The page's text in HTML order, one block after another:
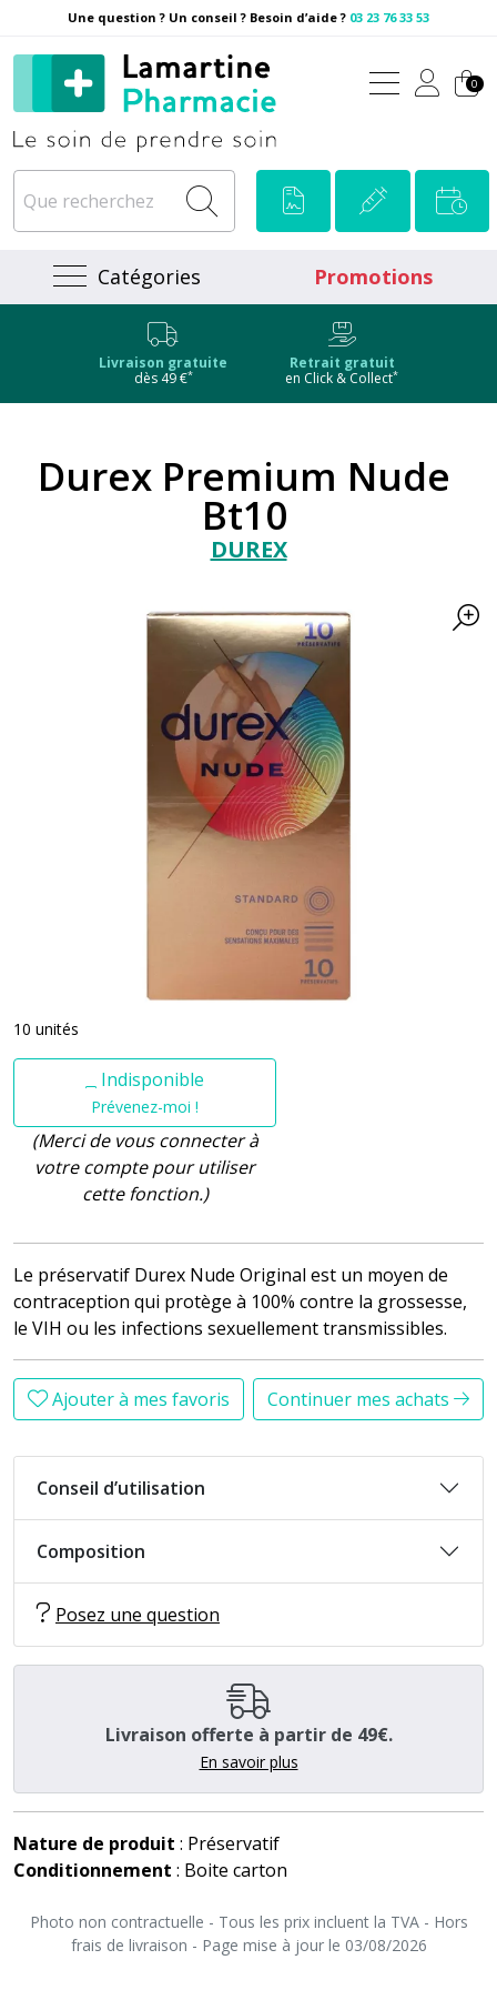
Une question ? Un conseil ? Besoin d’aide ? 03 23 76 33 53
Pharmacie Lamartine
0
Catégories Promotions
Livraison gratuite
dès 49 €*
Retrait gratuit
en Click & Collect*
Durex Premium Nude
Bt10
DUREX
10 unités
Indisponible
Prévenez-moi !
(Merci de vous connecter à
votre compte pour utiliser
cette fonction.)
Le préservatif Durex Nude Original est un moyen de
contraception qui protège à 100% contre la grossesse,
le VIH ou les infections sexuellement transmissibles.
Ajouter à mes favoris Continuer mes achats
Conseil d’utilisation
Composition
Posez une question
Livraison offerte à partir de 49€.
En savoir plus
Nature de produit : Préservatif
Conditionnement : Boite carton
Photo non contractuelle - Tous les prix incluent la TVA - Hors
frais de livraison - Page mise à jour le 03/08/2026